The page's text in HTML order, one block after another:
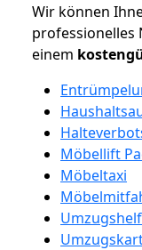
Wir können
professionelles
einem
Möbellift
Möbeltaxi